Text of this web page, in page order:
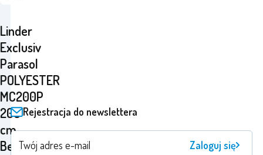
Linder
Exclusiv
Parasol
POLYESTER
MC200P
200
cm
Beżowy
Rejestracja do newslettera
Zaloguj się